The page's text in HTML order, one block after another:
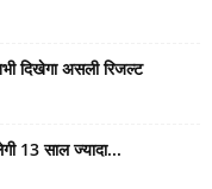
दिखेगा असली रिजल्ट
13 साल ज्यादा...